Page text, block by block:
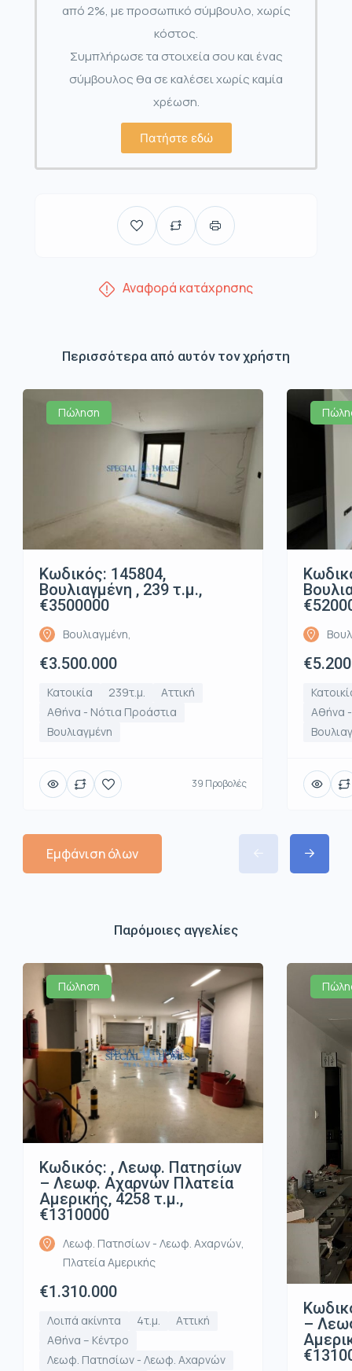
από 2%, με προσωπικό σύμβουλο, χωρίς
κόστος.
Συμπλήρωσε τα στοιχεία σου και ένας
σύμβουλος θα σε καλέσει χωρίς καμία
χρέωση.
Πατήστε εδώ
Αναφορά κατάχρησης
Περισσότερα από αυτόν τον χρήστη
Πώληση
Κωδικός: 145804,
Βουλιαγμένη , 239 τ.μ.,
€3500000
Βουλιαγμένη,
€3.500.000
Κατοικία 239τ.μ.
Αττική
Αθήνα - Νότια Προάστια
Βουλιαγμένη
39 Προβολές
Αθήνα
Εμφάνιση όλων
Παρόμοιες αγγελίες
Πώληση
Κωδικός: , Λεωφ. Πατησίων
– Λεωφ. Αχαρνών Πλατεία
Αμερικής, 4258 τ.μ.,
€1310000
Λεωφ. Πατησίων - Λεωφ. Αχαρνών,
Πλατεία Αμερικής
€1.310.000
Λοιπά ακίνητα 4τ.μ.
Αττική
Αθήνα – Κέντρο
Λεωφ. Πατησίων - Λεωφ. Αχαρνών
–